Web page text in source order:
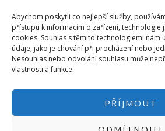
Abychom poskytli co nejlepší služby,
přístupu k informacím o zařízení, technologie
cookies. Souhlas s těmito technologiemi nám
údaje, jako je chování při procházení nebo
Nesouhlas nebo odvolání souhlasu může
vlastnosti a funkce.
PŘÍJMOUT